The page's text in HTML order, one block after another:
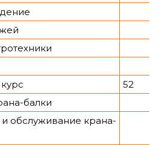
52
балки
и обслуживание крана-